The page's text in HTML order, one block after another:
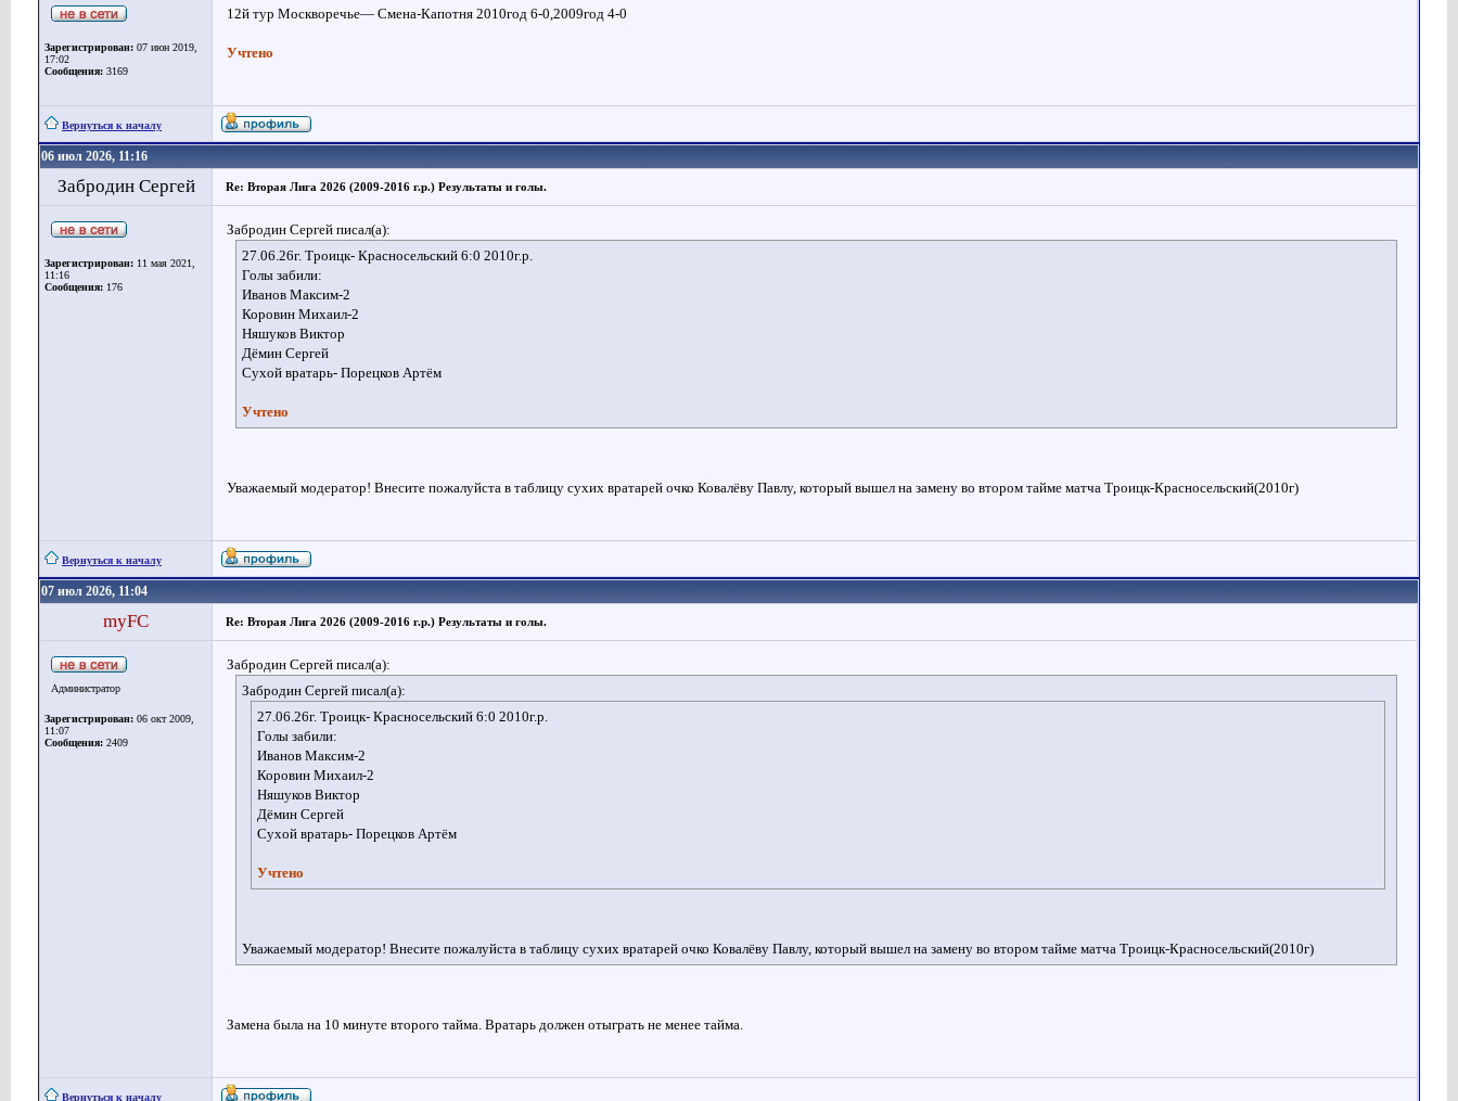
Зарегистрирован: 07 июн 2019,
17:02
Сообщения: 3169
12й тур Москворечье— Смена-Капотня 2010год 6-0,2009год 4-0
Учтено
Вернуться к началу
06 июл 2026, 11:16
Забродин Сергей Re: Вторая Лига 2026 (2009-2016 г.р.) Результаты и голы.
Зарегистрирован: 11 мая 2021,
11:16
Сообщения: 176
Забродин Сергей писал(а):
27.06.26г. Троицк- Красносельский 6:0 2010г.р.
Голы забили:
Иванов Максим-2
Коровин Михаил-2
Няшуков Виктор
Дёмин Сергей
Сухой вратарь- Порецков Артём
Учтено
Уважаемый модератор! Внесите пожалуйста в таблицу сухих вратарей очко Ковалёву Павлу, который вышел на замену во втором тайме матча Троицк-Красносельский(2010г)
Вернуться к началу
07 июл 2026, 11:04
myFC Re: Вторая Лига 2026 (2009-2016 г.р.) Результаты и голы.
Администратор
Зарегистрирован: 06 окт 2009,
11:07
Сообщения: 2409
Забродин Сергей писал(а):
Забродин Сергей писал(а):
27.06.26г. Троицк- Красносельский 6:0 2010г.р.
Голы забили:
Иванов Максим-2
Коровин Михаил-2
Няшуков Виктор
Дёмин Сергей
Сухой вратарь- Порецков Артём
Учтено
Уважаемый модератор! Внесите пожалуйста в таблицу сухих вратарей очко Ковалёву Павлу, который вышел на замену во втором тайме матча Троицк-Красносельский(2010г)
Замена была на 10 минуте второго тайма. Вратарь должен отыграть не менее тайма.
Вернуться к началу